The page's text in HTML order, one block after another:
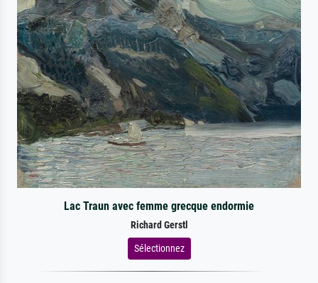
Lac Traun avec femme grecque endormie
Richard Gerstl
Sélectionnez